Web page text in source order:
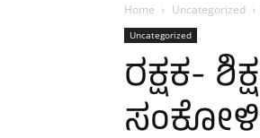
Home Uncategorized
Uncategorized
ರಕ್ಷಕ-